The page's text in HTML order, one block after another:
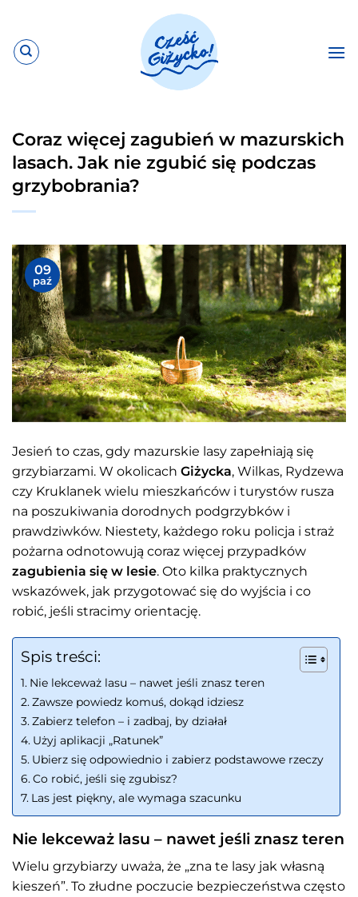
zawartości
Coraz więcej zagubień w mazurskich
lasach. Jak nie zgubić się podczas
grzybobrania?
09
paź
Jesień to czas, gdy mazurskie lasy zapełniają się
grzybiarzami. W okolicach Giżycka, Wilkas, Rydzewa
czy Kruklanek wielu mieszkańców i turystów rusza
na poszukiwania dorodnych podgrzybków i
prawdziwków. Niestety, każdego roku policja i straż
pożarna odnotowują coraz więcej przypadków
zagubienia się w lesie. Oto kilka praktycznych
wskazówek, jak przygotować się do wyjścia i co
robić, jeśli stracimy orientację.
Spis treści:
Nie lekceważ lasu – nawet jeśli znasz teren
Zawsze powiedz komuś, dokąd idziesz
Zabierz telefon – i zadbaj, by działał
Użyj aplikacji „Ratunek”
Ubierz się odpowiednio i zabierz podstawowe rzeczy
Co robić, jeśli się zgubisz?
Las jest piękny, ale wymaga szacunku
Nie lekceważ lasu – nawet jeśli znasz teren
Wielu grzybiarzy uważa, że „zna te lasy jak własną
kieszeń”. To złudne poczucie bezpieczeństwa często